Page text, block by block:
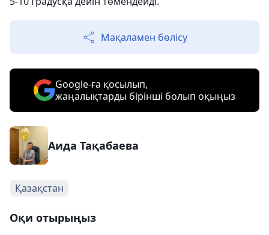
Мақаламен бөлісу
Google-ға қосылып,
жаңалықтарды бірінші болып оқыңыз
Аида Тақабаева
Қазақстан
Оқи отырыңыз